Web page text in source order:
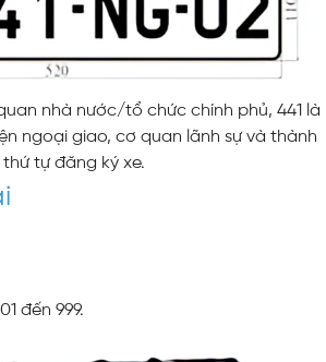
nhà nước/tổ chức chính phủ, 441 là
ngoại giao, cơ quan lãnh sự và thành
tự đăng ký xe.
đến 999.